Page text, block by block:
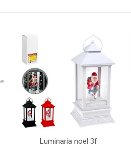
Luminaria noel 3f